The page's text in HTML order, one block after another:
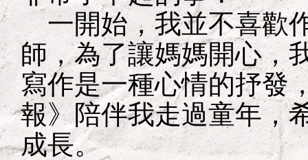
一開始，我並不喜歡
師，為了讓媽媽開心，
寫作是一種心情的抒發
報》陪伴我走過童年，
成長。